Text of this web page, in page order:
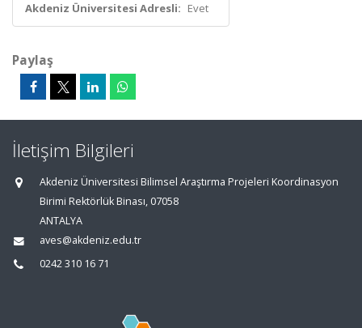
Akdeniz Üniversitesi Adresli: Evet
Paylaş
İletişim Bilgileri
Akdeniz Üniversitesi Bilimsel Araştırma Projeleri Koordinasyon
Birimi Rektörlük Binası, 07058
ANTALYA
aves@akdeniz.edu.tr
0242 310 16 71